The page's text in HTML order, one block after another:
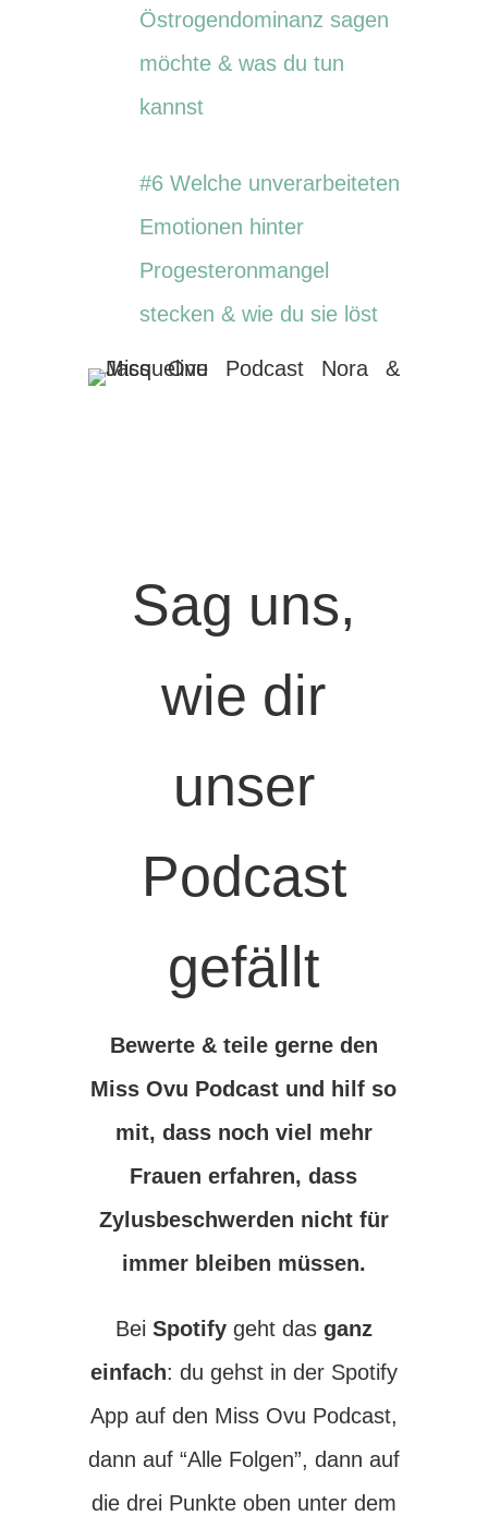
Östrogendominanz sagen
möchte & was du tun
kannst
#6 Welche unverarbeiteten
Emotionen hinter
Progesteronmangel
stecken & wie du sie löst
Sag uns,
wie dir
unser
Podcast
gefällt
Bewerte & teile gerne den
Miss Ovu Podcast und hilf so
mit, dass noch viel mehr
Frauen erfahren, dass
Zylusbeschwerden nicht für
immer bleiben müssen.
Bei Spotify geht das ganz
einfach: du gehst in der Spotify
App auf den Miss Ovu Podcast,
dann auf “Alle Folgen”, dann auf
die drei Punkte oben unter dem